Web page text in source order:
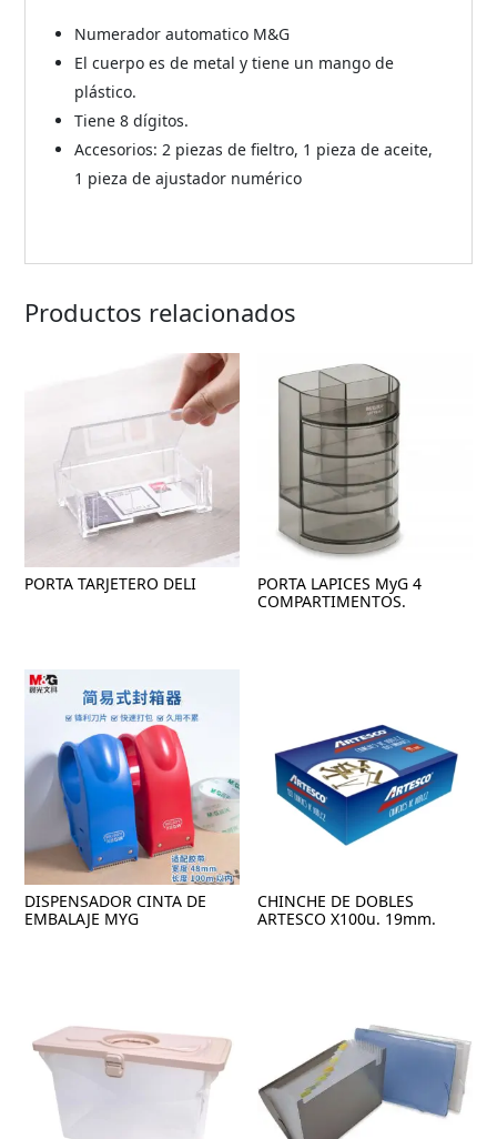
Numerador automatico M&G
El cuerpo es de metal y tiene un mango de
plástico.
Tiene 8 dígitos.
Accesorios: 2 piezas de fieltro, 1 pieza de aceite,
1 pieza de ajustador numérico
Productos relacionados
PORTA TARJETERO DELI
PORTA LAPICES MyG 4
COMPARTIMENTOS.
DISPENSADOR CINTA DE
EMBALAJE MYG
CHINCHE DE DOBLES
ARTESCO X100u. 19mm.